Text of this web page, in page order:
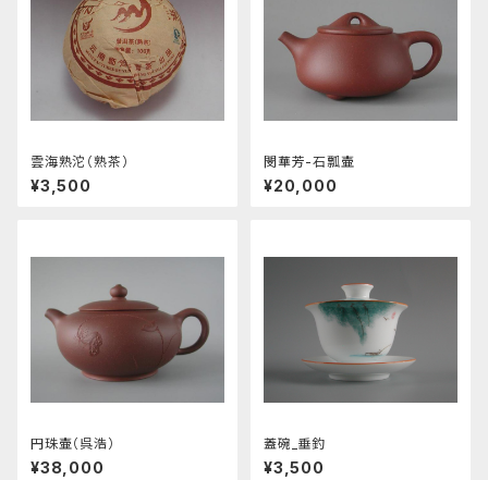
雲海熟沱（熟茶）
¥3,500
閔華芳-石瓢壷
¥20,000
円珠壷（呉浩）
¥38,000
蓋碗_垂釣
¥3,500